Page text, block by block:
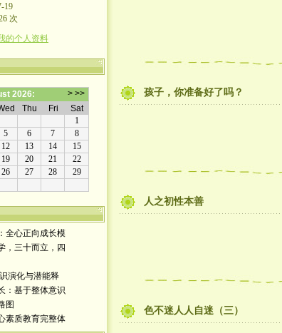
19
次
的个人资料
全心正向成长模
，三十而立，四
演化与潜能释
：基于整体意识
图
素质教育完整体
孩子，你准备好了吗？
人之初性本善
色不迷人人自迷（三）